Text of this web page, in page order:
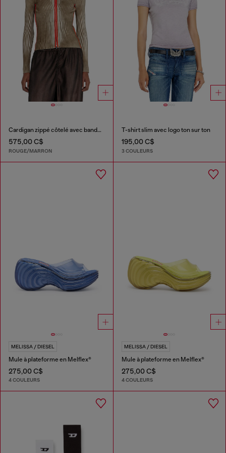
Cardigan zippé côtelé avec bandes contrastantes
575,00 C$
ROUGE/MARRON
T-shirt slim avec logo ton sur ton
195,00 C$
3 COULEURS
MELISSA / DIESEL
Mule à plateforme en Melflex®
275,00 C$
4 COULEURS
MELISSA / DIESEL
Mule à plateforme en Melflex®
275,00 C$
4 COULEURS